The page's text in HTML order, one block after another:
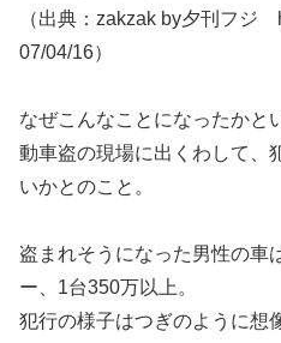
（出典：zakzak by夕刊フ
07/04/16）
なぜこんなことになったかと
動車盗の現場に出くわして、
いかとのこと。
盗まれそうになった男性の車
ー、1台350万以上。
犯行の様子はつぎのように想